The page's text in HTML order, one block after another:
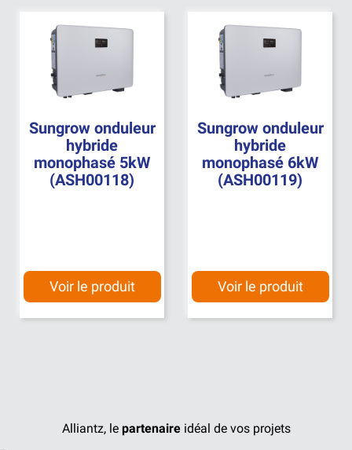
Sungrow onduleur
hybride
monophasé 5kW
(ASH00118)
Voir le produit
Sungrow onduleur
hybride
monophasé 6kW
(ASH00119)
Voir le produit
Alliantz, le partenaireidéal de vos projets